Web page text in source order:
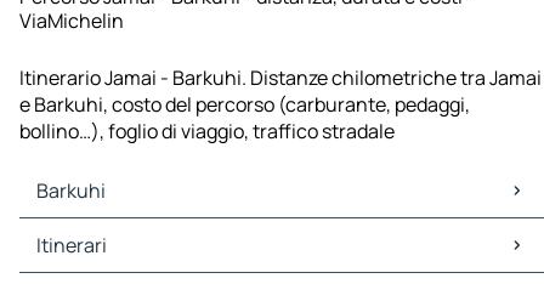
ViaMichelin
Itinerario Jamai - Barkuhi. Distanze chilometriche tra Jamai
e Barkuhi, costo del percorso (carburante, pedaggi,
bollino…), foglio di viaggio, traffico stradale
Barkuhi
Barkuhi Mappe Piantine
Barkuhi Traffico
Itinerari